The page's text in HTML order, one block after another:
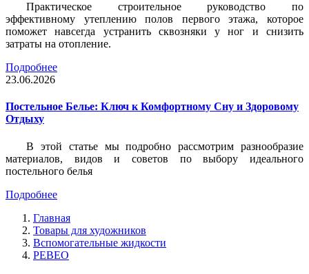
Практическое строительное руководство по
эффективному утеплению полов первого этажа, которое
поможет навсегда устранить сквозняки у ног и снизить
затраты на отопление.
Подробнее
23.06.2026
Постельное Белье: Ключ к Комфортному Сну и Здоровому
Отдыху
В этой статье мы подробно рассмотрим разнообразие
материалов, видов и советов по выбору идеального
постельного белья
Подробнее
Главная
Товары для художников
Вспомогательные жидкости
PEBEO